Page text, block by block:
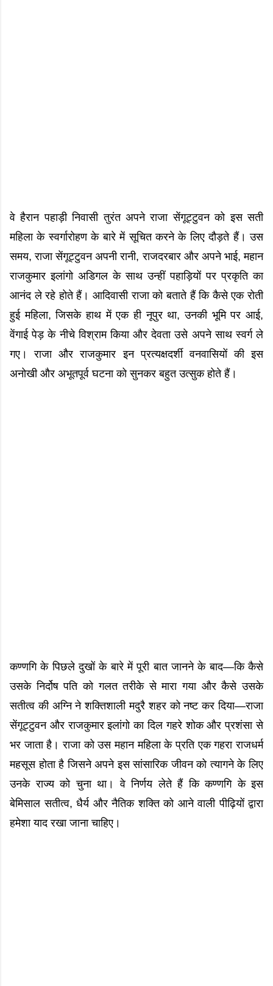
वे हैरान पहाड़ी निवासी तुरंत अपने राजा सेंगूट्टुवन को इस सती
महिला के स्वर्गारोहण के बारे में सूचित करने के लिए दौड़ते हैं। उस
समय, राजा सेंगूट्टुवन अपनी रानी, राजदरबार और अपने भाई, महान
राजकुमार इलांगो अडिगल के साथ उन्हीं पहाड़ियों पर प्रकृति का
आनंद ले रहे होते हैं। आदिवासी राजा को बताते हैं कि कैसे एक रोती
हुई महिला, जिसके हाथ में एक ही नूपुर था, उनकी भूमि पर आई,
वेंगाई पेड़ के नीचे विश्राम किया और देवता उसे अपने साथ स्वर्ग ले
गए। राजा और राजकुमार इन प्रत्यक्षदर्शी वनवासियों की इस
अनोखी और अभूतपूर्व घटना को सुनकर बहुत उत्सुक होते हैं।
कण्णगि के पिछले दुखों के बारे में पूरी बात जानने के बाद—कि कैसे
उसके निर्दोष पति को गलत तरीके से मारा गया और कैसे उसके
सतीत्व की अग्नि ने शक्तिशाली मदुरै शहर को नष्ट कर दिया—राजा
सेंगूट्टुवन और राजकुमार इलांगो का दिल गहरे शोक और प्रशंसा से
भर जाता है। राजा को उस महान महिला के प्रति एक गहरा राजधर्म
महसूस होता है जिसने अपने इस सांसारिक जीवन को त्यागने के लिए
उनके राज्य को चुना था। वे निर्णय लेते हैं कि कण्णगि के इस
बेमिसाल सतीत्व, धैर्य और नैतिक शक्ति को आने वाली पीढ़ियों द्वारा
हमेशा याद रखा जाना चाहिए।